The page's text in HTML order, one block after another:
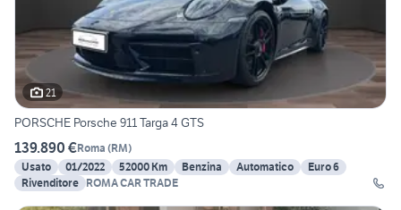
21
PORSCHE Porsche 911 Targa 4 GTS
139.890 €Roma (RM)
Usato
01/2022 52000 Km Benzina Automatico
Euro 6
Rivenditore ROMA CAR TRADE